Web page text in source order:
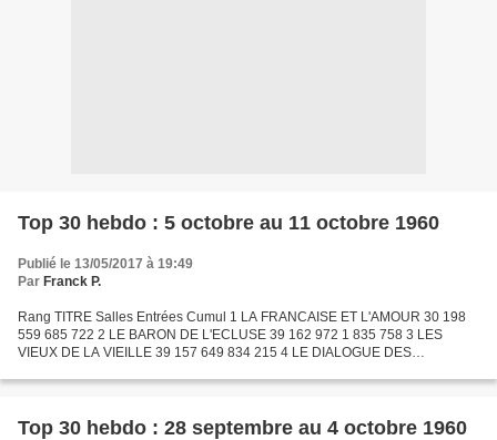
Top 30 hebdo : 5 octobre au 11 octobre 1960
Publié le 13/05/2017 à 19:49
Par Franck P.
Rang TITRE Salles Entrées Cumul 1 LA FRANCAISE ET L'AMOUR 30 198
559 685 722 2 LE BARON DE L'ECLUSE 39 162 972 1 835 758 3 LES
VIEUX DE LA VIEILLE 39 157 649 834 215 4 LE DIALOGUE DES
025 389...
Top 30 hebdo : 28 septembre au 4 octobre 1960